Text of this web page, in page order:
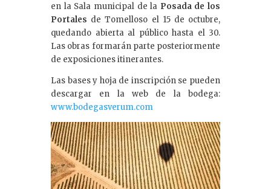
en la Sala municipal de la Posada de los
Portales de Tomelloso el 15 de octubre,
quedando abierta al público hasta el 30.
Las obras formarán parte posteriormente
de exposiciones itinerantes.
Las bases y hoja de inscripción se pueden
descargar en la web de la bodega:
www.bodegasverum.com